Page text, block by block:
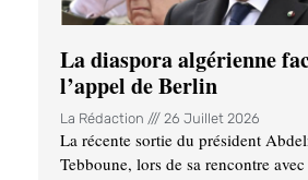
La diaspora algérienne
l’appel de Berlin
La Rédaction 26 Juillet 2026
La récente sortie du président
Tebboune, lors de sa rencontre